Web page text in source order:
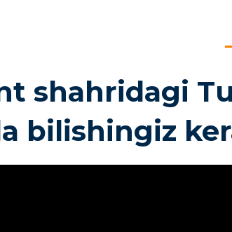
shahridagi
bilishingiz